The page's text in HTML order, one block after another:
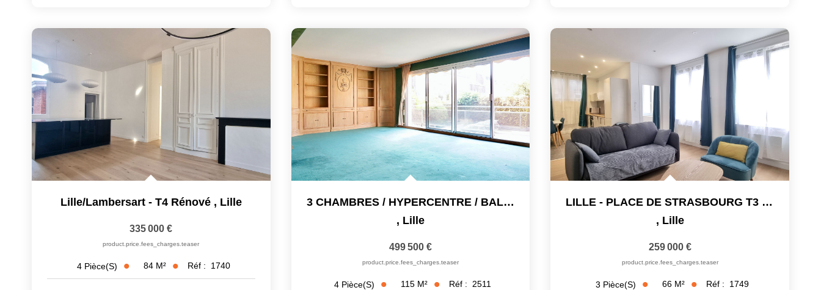
Lille/Lambersart - T4 Rénové , Lille
335 000 €
product.price.fees_charges.teaser
4 Pièce(s) 84 M² Réf : 1740
3 CHAMBRES / HYPERCENTRE / BALCON
, Lille
499 500 €
product.price.fees_charges.teaser
4 Pièce(s) 115 M² Réf : 2511
LILLE - PLACE DE STRASBOURG T3 RÉNOVÉ
, Lille
259 000 €
product.price.fees_charges.teaser
3 Pièce(s) 66 M² Réf : 1749